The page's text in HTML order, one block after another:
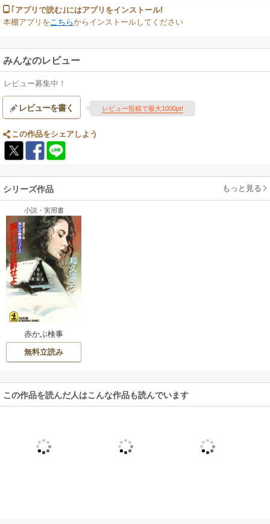
｢アプリで読む｣にはアプリをインストール!
本棚アプリを こちらからインストールしてください
みんなのレビュー
レビュー募集中！
レビューを書く レビュー投稿で最大1000pt!
この作品をシェアしよう
シリーズ作品 もっと見る
小説・実用書
赤かぶ検事
無料立読み
この作品を読んだ人はこんな作品も読んでいます